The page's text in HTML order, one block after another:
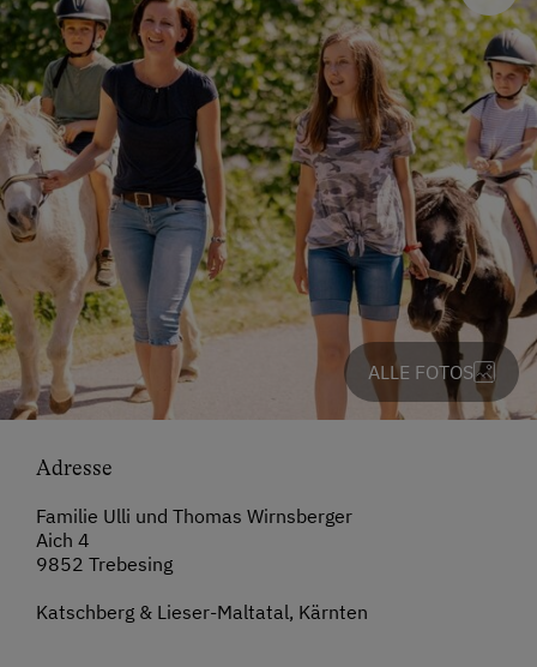
ALLE FOTOS
Adresse
Familie Ulli und Thomas Wirnsberger
Aich 4
9852 Trebesing
Katschberg & Lieser-Maltatal, Kärnten